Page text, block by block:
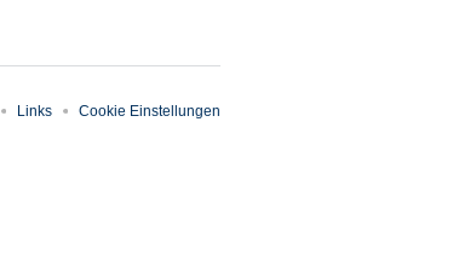
Links Cookie Einstellungen